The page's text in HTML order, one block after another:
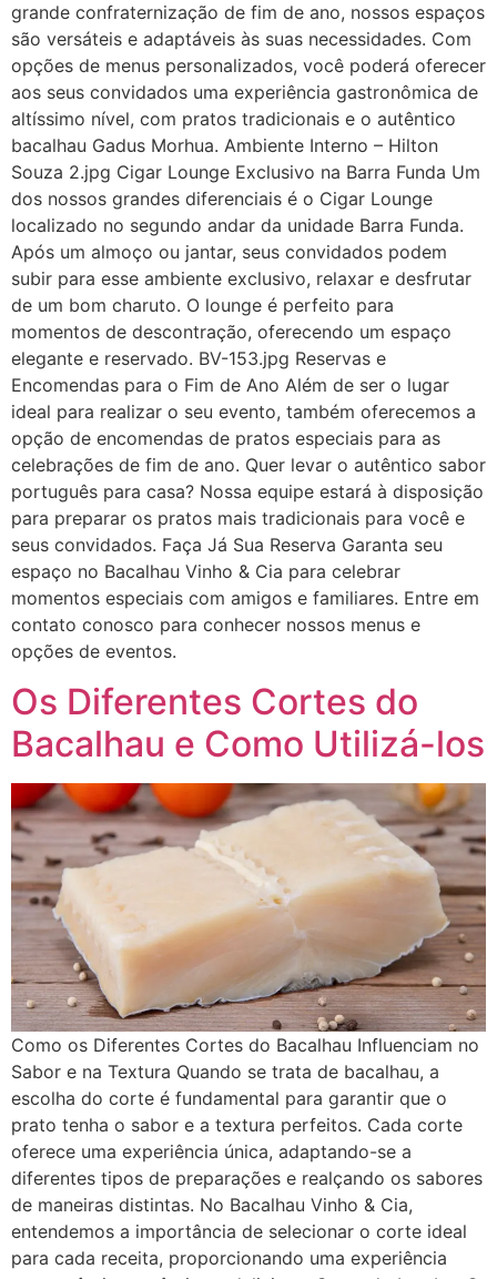
grande confraternização de fim de ano, nossos espaços
são versáteis e adaptáveis às suas necessidades. Com
opções de menus personalizados, você poderá oferecer
aos seus convidados uma experiência gastronômica de
altíssimo nível, com pratos tradicionais e o autêntico
bacalhau Gadus Morhua. Ambiente Interno – Hilton
Souza 2.jpg Cigar Lounge Exclusivo na Barra Funda Um
dos nossos grandes diferenciais é o Cigar Lounge
localizado no segundo andar da unidade Barra Funda.
Após um almoço ou jantar, seus convidados podem
subir para esse ambiente exclusivo, relaxar e desfrutar
de um bom charuto. O lounge é perfeito para
momentos de descontração, oferecendo um espaço
elegante e reservado. BV-153.jpg Reservas e
Encomendas para o Fim de Ano Além de ser o lugar
ideal para realizar o seu evento, também oferecemos a
opção de encomendas de pratos especiais para as
celebrações de fim de ano. Quer levar o autêntico sabor
português para casa? Nossa equipe estará à disposição
para preparar os pratos mais tradicionais para você e
seus convidados. Faça Já Sua Reserva Garanta seu
espaço no Bacalhau Vinho & Cia para celebrar
momentos especiais com amigos e familiares. Entre em
contato conosco para conhecer nossos menus e
opções de eventos.
Os Diferentes Cortes do
Bacalhau e Como Utilizá-los
Como os Diferentes Cortes do Bacalhau Influenciam no
Sabor e na Textura Quando se trata de bacalhau, a
escolha do corte é fundamental para garantir que o
prato tenha o sabor e a textura perfeitos. Cada corte
oferece uma experiência única, adaptando-se a
diferentes tipos de preparações e realçando os sabores
de maneiras distintas. No Bacalhau Vinho & Cia,
entendemos a importância de selecionar o corte ideal
para cada receita, proporcionando uma experiência